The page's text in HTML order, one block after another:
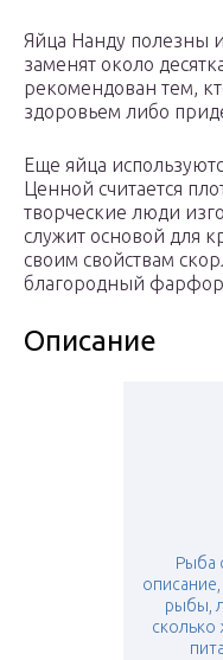
Яйца Нанду полезны
заменят около
рекомендован тем,
здоровьем либо
Еще яйца
Ценной считается
творческие люди
служит основой для
своим свойствам
благородный
Описание
Рыба
рыбы,
сколько